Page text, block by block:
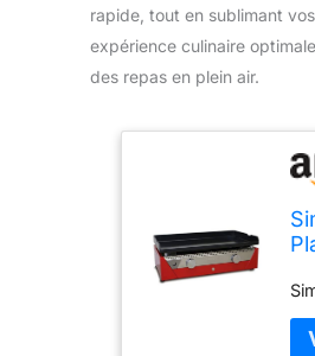
rapide, tout en sublimant
expérience culinaire
des repas en plein air.